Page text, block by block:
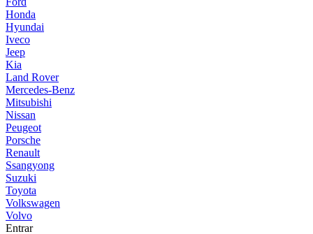
Honda
Hyundai
Iveco
Jeep
Kia
Land Rover
Mercedes-Benz
Mitsubishi
Nissan
Peugeot
Porsche
Renault
Ssangyong
Suzuki
Toyota
Volkswagen
Volvo
Entrar